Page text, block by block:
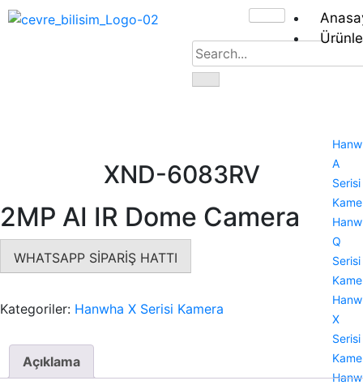
A
Serisi
Q
Serisi
X
Serisi
XND-6083RV
2MP AI IR Dome Camera
WHATSAPP SİPARİŞ HATTI
Kategoriler: Hanwha X Serisi Kamera
Açıklama